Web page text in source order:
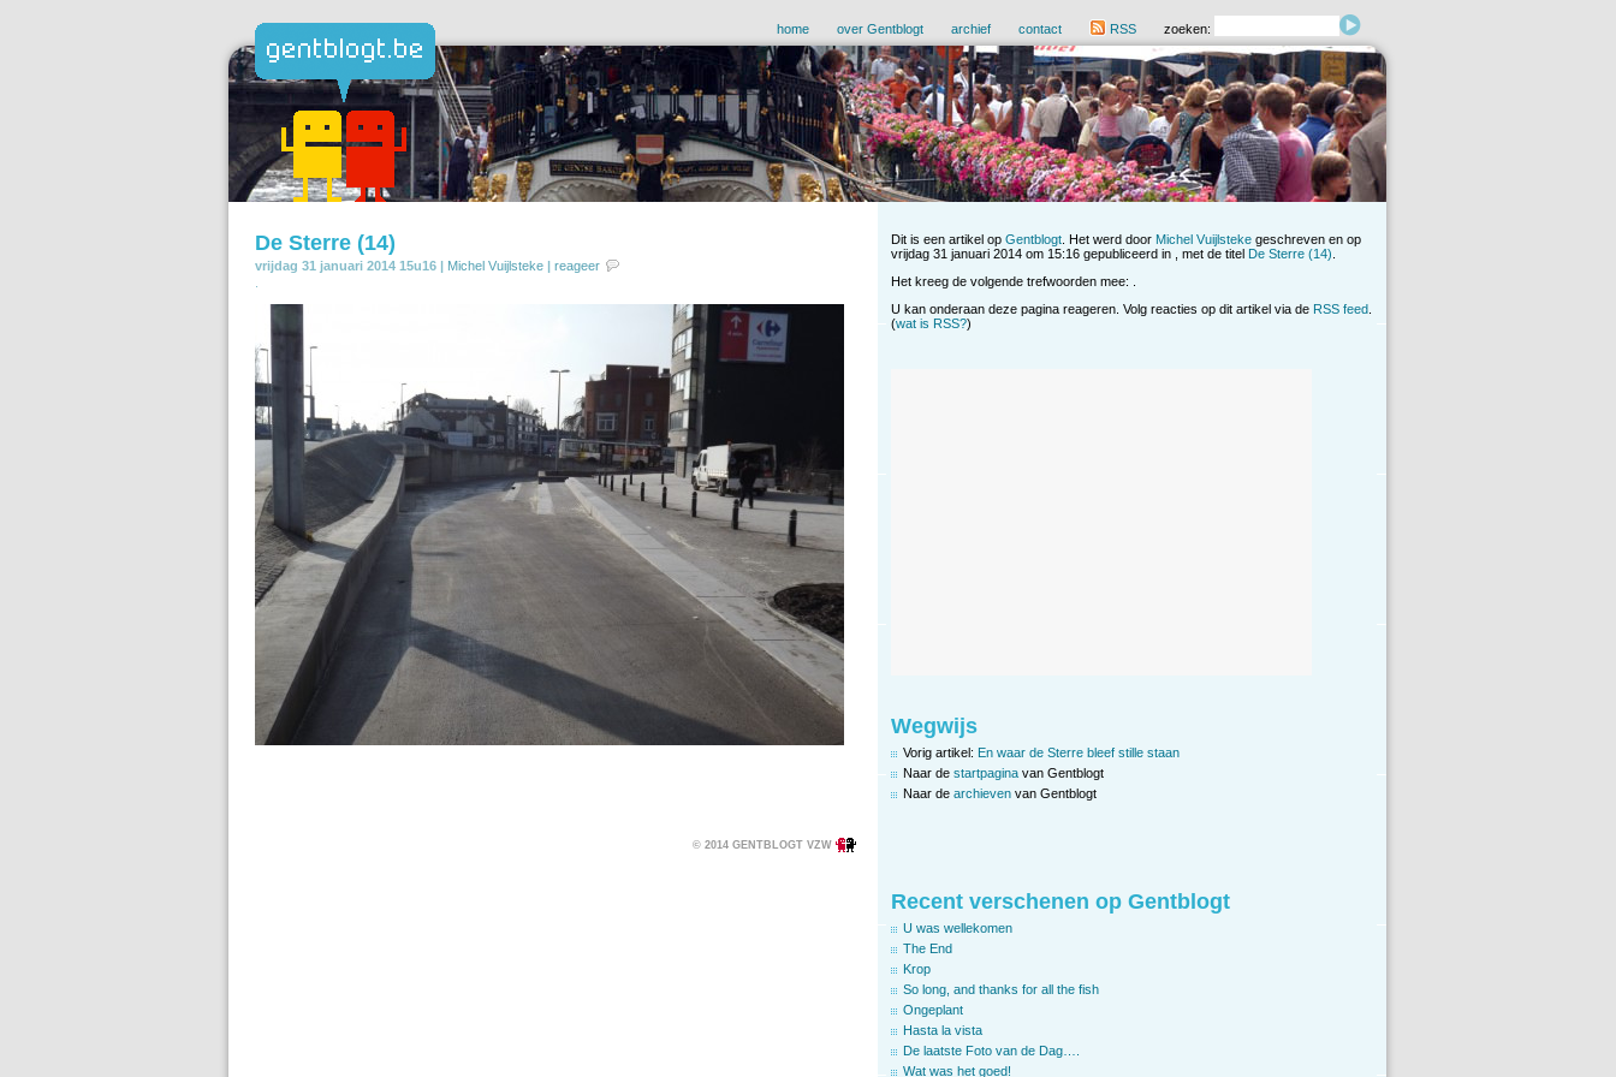
home over Gentblogt archief contact RSS zoeken:
De Sterre (14)
vrijdag 31 januari 2014 15u16 | Michel Vuijlsteke | reageer
© 2014 GENTBLOGT VZW
Dit is een artikel op Gentblogt . Het werd door Michel Vuijlsteke geschreven en op
vrijdag 31 januari 2014 om 15:16 gepubliceerd in , met de titel De Sterre (14)
Het kreeg de volgende trefwoorden mee: .
U kan onderaan deze pagina reageren. Volg reacties op dit artikel via de RSS feed.
(wat is RSS?)
Wegwijs
Vorig artikel: En waar de Sterre bleef stille staan
Naar de startpagina van Gentblogt
Naar de archieven van Gentblogt
Recent verschenen op Gentblogt
U was wellekomen
The End
Krop
So long, and thanks for all the fish
Ongeplant
Hasta la vista
De laatste Foto van de Dag….
Wat was het goed!